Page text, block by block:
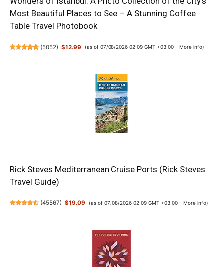
Most Beautiful Places to See – A Stunning Coffee
Table Travel Photobook
(5052) $12.99 (as of 07/08/2026 02:09 GMT +03:00 - More info)
Rick Steves Mediterranean Cruise Ports (Rick Steves
Travel Guide)
(45567) $19.09 (as of 07/08/2026 02:09 GMT +03:00 - More info)